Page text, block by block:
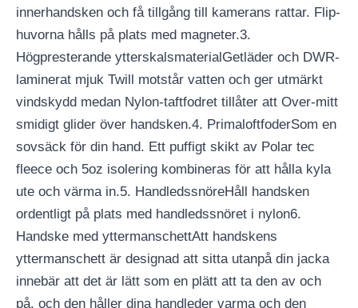
innerhandsken och få tillgång till kamerans rattar. Flip-
huvorna hålls på plats med magneter.3.
Högpresterande ytterskalsmaterialGetläder och DWR-
laminerat mjuk Twill motstår vatten och ger utmärkt
vindskydd medan Nylon-taftfodret tillåter att Over-mitt
smidigt glider över handsken.4. PrimaloftfoderSom en
sovsäck för din hand. Ett puffigt skikt av Polar tec
fleece och 5oz isolering kombineras för att hålla kyla
ute och värma in.5. HandledssnöreHåll handsken
ordentligt på plats med handledssnöret i nylon6.
Handske med yttermanschettAtt handskens
yttermanschett är designad att sitta utanpå din jacka
innebär att det är lätt som en plätt att ta den av och
på, och den håller dina handleder varma och den